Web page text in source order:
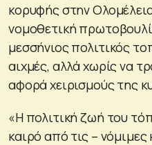
κορυφής στην
νομοθετική
μεσσήνιος πολιτικός
αιχμές, αλλά χωρίς να
αφορά χειρισμούς της
«Η πολιτική ζωή του
καιρό από τις –